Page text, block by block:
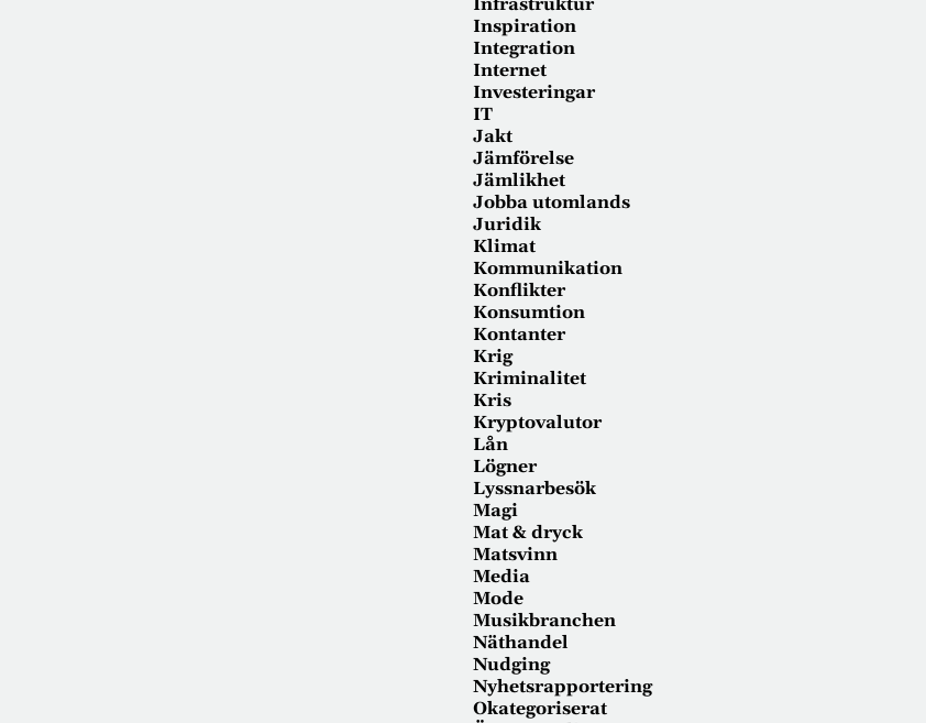
Infrastruktur
Inspiration
Integration
Internet
Investeringar
IT
Jakt
Jämförelse
Jämlikhet
Jobba utomlands
Juridik
Klimat
Kommunikation
Konflikter
Konsumtion
Kontanter
Krig
Kriminalitet
Kris
Kryptovalutor
Lån
Lögner
Lyssnarbesök
Magi
Mat & dryck
Matsvinn
Media
Mode
Musikbranchen
Näthandel
Nudging
Nyhetsrapportering
Okategoriserat